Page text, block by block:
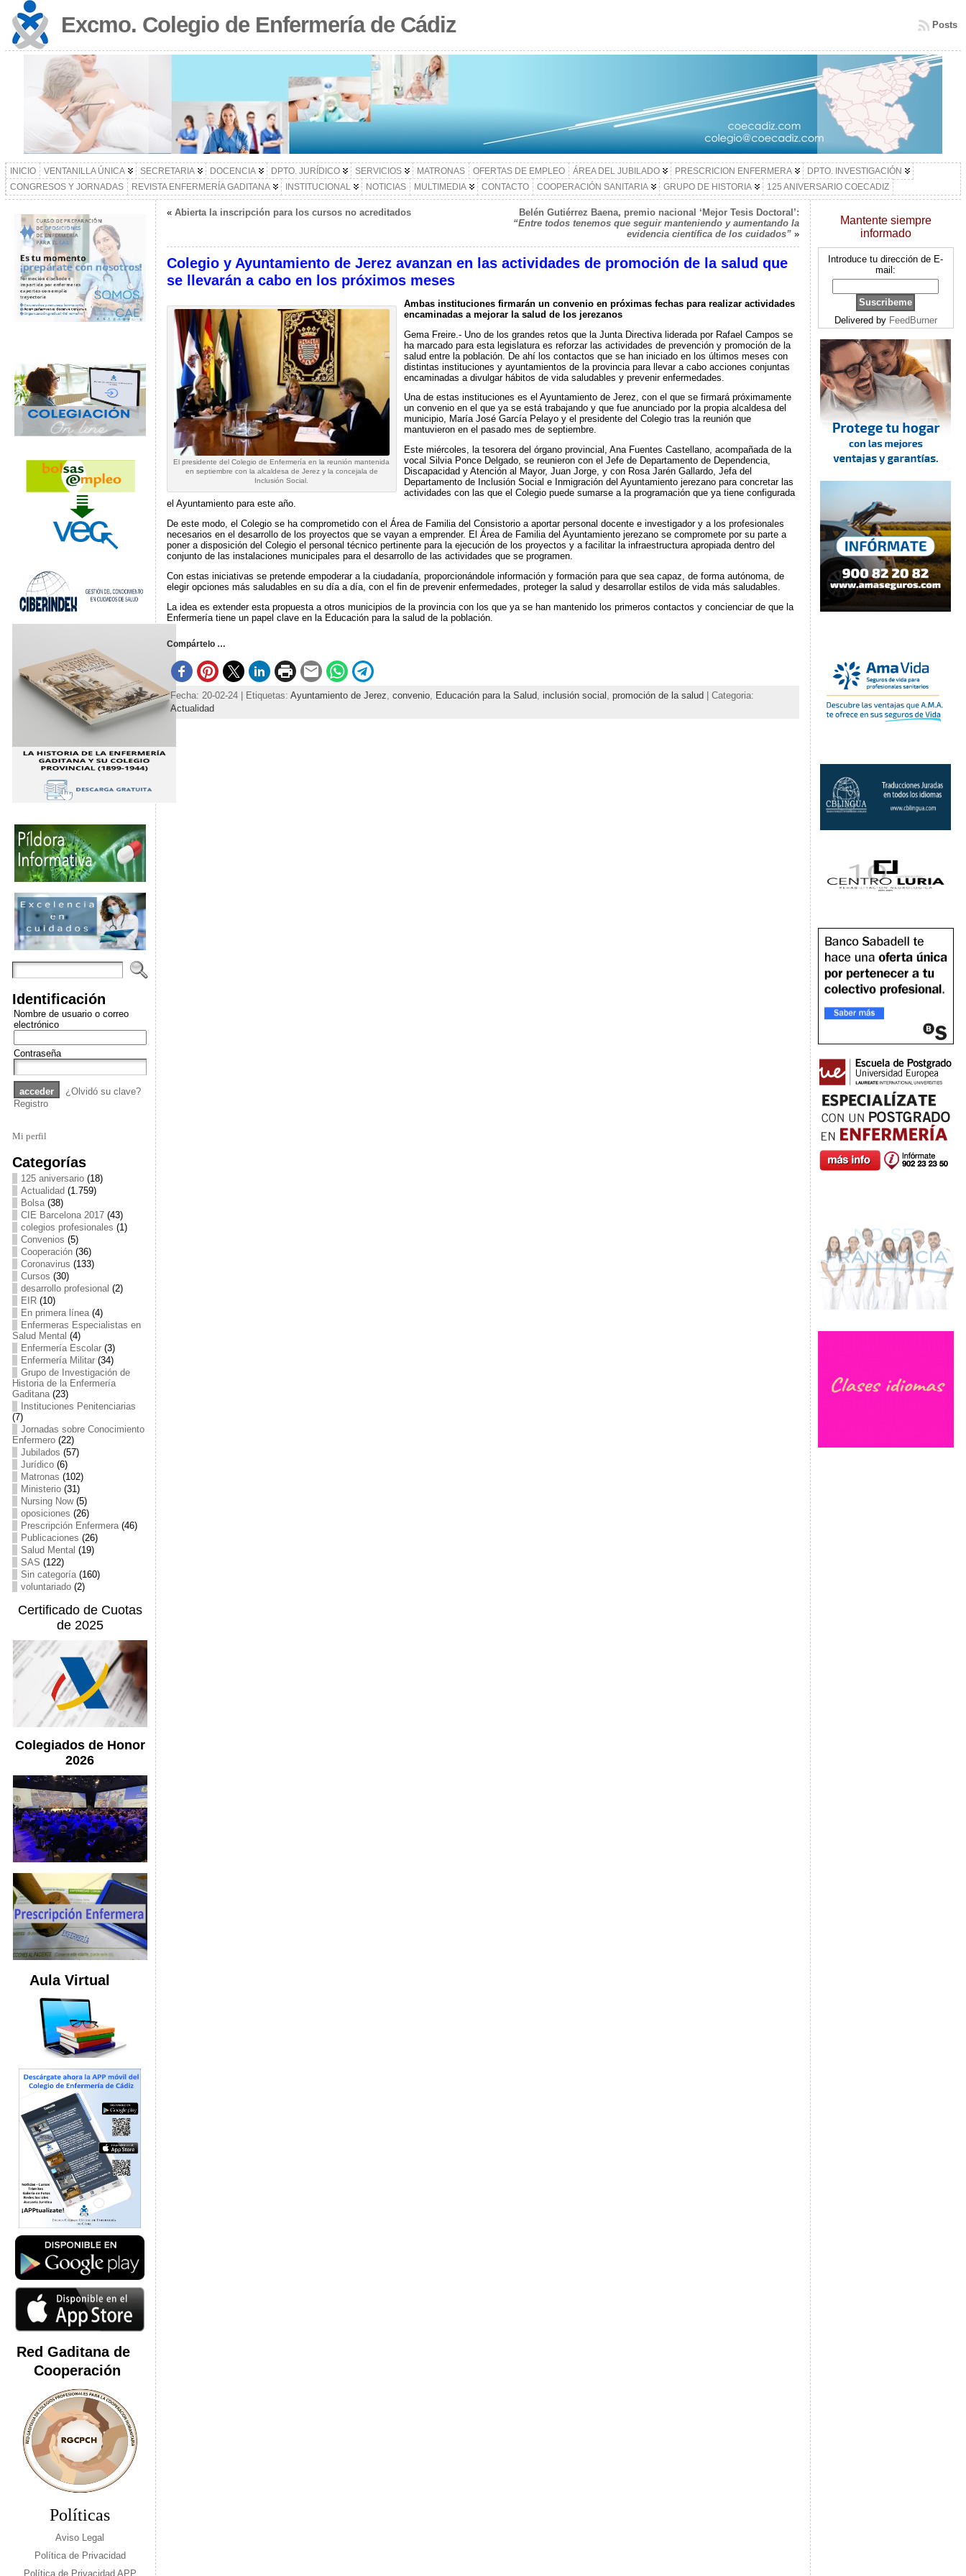
Excmo. Colegio de Enfermería de Cádiz Posts
INICIO VENTANILLA ÚNICA SECRETARIA DOCENCIA DPTO. JURÍDICO SERVICIOS MATRONAS OFERTAS DE EMPLEO ÁREA DEL JUBILADO PRESCRICION ENFERMERA
DPTO. INVESTIGACIÓN
CONGRESOS Y JORNADAS
REVISTA ENFERMERÍA GADITANA INSTITUCIONAL NOTICIAS MULTIMEDIA CONTACTO COOPERACIÓN SANITARIA GRUPO DE HISTORIA 125 ANIVERSARIO COECADIZ
Identificación
Nombre de usuario o correo
electrónico
Contraseña
¿Olvidó su clave?
Registro
Mi perfil
Categorías
125 aniversario(18)
Actualidad (1.759)
Bolsa(38)
CIE Barcelona 2017(43)
colegios profesionales (1)
Convenios (5)
Cooperación(36)
Coronavirus (133)
Cursos (30)
desarrollo profesional (2)
EIR(10)
En primera línea(4)
Enfermeras Especialistas en
Salud Mental (4)
Enfermería Escolar(3)
Enfermería Militar(34)
Grupo de Investigación de
Historia de la Enfermería
Gaditana(23)
Instituciones Penitenciarias
(7)
Jornadas sobre Conocimiento
Enfermero(22)
Jubilados (57)
Jurídico(6)
Matronas (102)
Ministerio(31)
Nursing Now(5)
oposiciones (26)
Prescripción Enfermera(46)
Publicaciones (26)
Salud Mental (19)
SAS (122)
Sin categoría(160)
voluntariado(2)
Certificado de Cuotas
de 2025
Colegiados de Honor
2026
Aula Virtual
Red Gaditana de
Cooperación
Políticas
Aviso Legal
Política de Privacidad
Política de Privacidad APP
« Abierta la inscripción para los cursos no acreditados
Belén Gutiérrez Baena, premio nacional ‘Mejor Tesis Doctoral’:
“Entre todos tenemos que seguir manteniendo y aumentando la
evidencia científica de los cuidados”»
Colegio y Ayuntamiento de Jerez avanzan en las actividades de promoción de la salud que
se llevarán a cabo en los próximos meses
El presidente del Colegio de Enfermería en la reunión mantenida
en septiembre con la alcaldesa de Jerez y la concejala de
Inclusión Social.
Ambas instituciones firmarán un convenio en próximas fechas para realizar actividades
encaminadas a mejorar la salud de los jerezanos
Gema Freire.- Uno de los grandes retos que la Junta Directiva liderada por Rafael Campos se
ha marcado para esta legislatura es reforzar las actividades de prevención y promoción de la
salud entre la población. De ahí los contactos que se han iniciado en los últimos meses con
distintas instituciones y ayuntamientos de la provincia para llevar a cabo acciones conjuntas
encaminadas a divulgar hábitos de vida saludables y prevenir enfermedades.
Una de estas instituciones es el Ayuntamiento de Jerez, con el que se firmará próximamente
un convenio en el que ya se está trabajando y que fue anunciado por la propia alcaldesa del
municipio, María José García Pelayo y el presidente del Colegio tras la reunión que
mantuvieron en el pasado mes de septiembre.
Este miércoles, la tesorera del órgano provincial, Ana Fuentes Castellano, acompañada de la
vocal Silvia Ponce Delgado, se reunieron con el Jefe de Departamento de Dependencia,
Discapacidad y Atención al Mayor, Juan Jorge, y con Rosa Jarén Gallardo, Jefa del
Departamento de Inclusión Social e Inmigración del Ayuntamiento jerezano para concretar las
actividades con las que el Colegio puede sumarse a la programación que ya tiene configurada
el Ayuntamiento para este año.
De este modo, el Colegio se ha comprometido con el Área de Familia del Consistorio a aportar personal docente e investigador y a los profesionales
necesarios en el desarrollo de los proyectos que se vayan a emprender. El Área de Familia del Ayuntamiento jerezano se compromete por su parte a
poner a disposición del Colegio el personal técnico pertinente para la ejecución de los proyectos y a facilitar la infraestructura apropiada dentro del
conjunto de las instalaciones municipales para el desarrollo de las actividades que se programen.
Con estas iniciativas se pretende empoderar a la ciudadanía, proporcionándole información y formación para que sea capaz, de forma autónoma, de
elegir opciones más saludables en su día a día, con el fin de prevenir enfermedades, proteger la salud y desarrollar estilos de vida más saludables.
La idea es extender esta propuesta a otros municipios de la provincia con los que ya se han mantenido los primeros contactos y concienciar de que la
Enfermería tiene un papel clave en la Educación para la salud de la población.
Compártelo …
Fecha: 20-02-24 | Etiquetas: Ayuntamiento de Jerez, convenio, Educación para la Salud, inclusión social , promoción de la salud | Categoria:
Actualidad
Mantente siempre
informado
Introduce tu dirección de E-
mail:
Delivered by FeedBurner